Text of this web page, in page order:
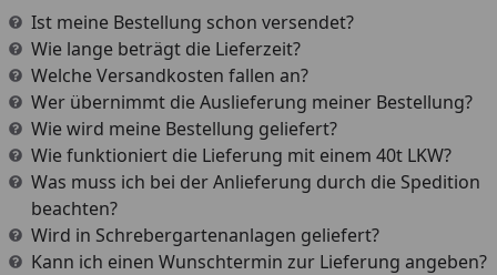
Ist meine Bestellung schon versendet?
Wie lange beträgt die Lieferzeit?
Welche Versandkosten fallen an?
Wer übernimmt die Auslieferung meiner Bestellung?
Wie wird meine Bestellung geliefert?
Wie funktioniert die Lieferung mit einem 40t LKW?
Was muss ich bei der Anlieferung durch die Spedition
beachten?
Wird in Schrebergartenanlagen geliefert?
Kann ich einen Wunschtermin zur Lieferung angeben?